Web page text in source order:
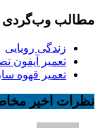
مطالب وب‌گردی
زندگی رویایی
تعمیر آیفون
تعمیر قهوه
نظرات اخیر